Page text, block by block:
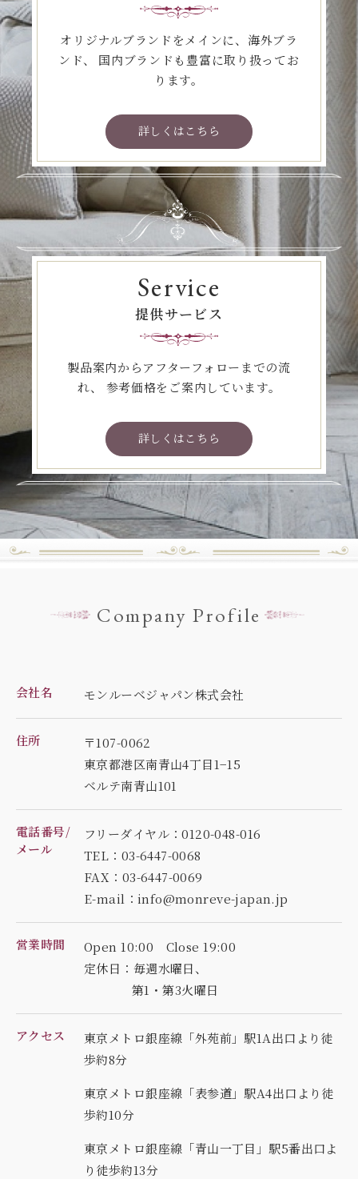
オリジナルブランドをメインに、海外ブラ
ンド、
国内ブランドも豊富に取り扱ってお
ります。
詳しくはこちら
Service
提供サービス
製品案内からアフターフォローまでの流
れ、
参考価格をご案内しています。
詳しくはこちら
Company Profile
会社名 モンルーベジャパン株式会社
住所
〒107-0062
東京都港区南青山4丁目1−15
ベルテ南青山101
電話番号/
メール
フリーダイヤル：0120-048-016
TEL：03-6447-0068
FAX：03-6447-0069
E-mail：info@monreve-japan.jp
営業時間
Open 10:00 Close 19:00
定休日：毎週水曜日、
第1・第3火曜日
アクセス
東京メトロ銀座線「外苑前」駅1A出口より徒
歩約8分
東京メトロ銀座線「表参道」駅A4出口より徒
歩約10分
東京メトロ銀座線「青山一丁目」駅5番出口よ
り徒歩約13分